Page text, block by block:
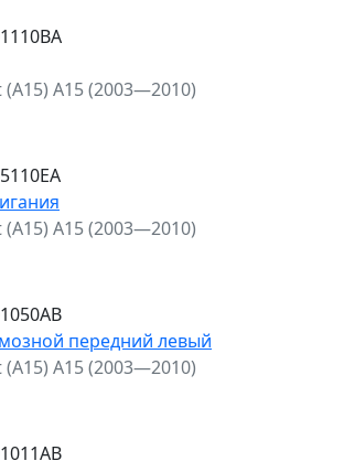
A15 (2003—2010)
A15 (2003—2010)
передний левый
A15 (2003—2010)